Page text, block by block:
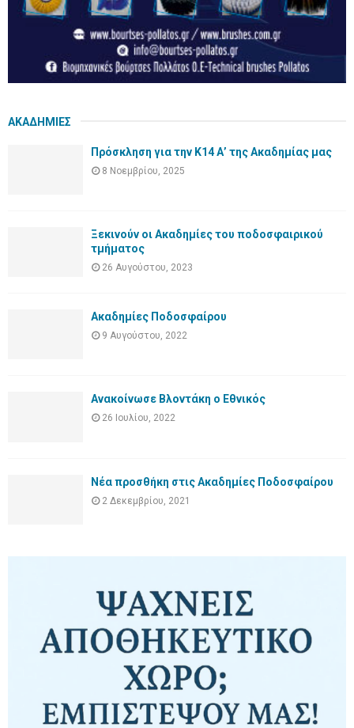
ΑΚΑΔΗΜΙΕΣ
Πρόσκληση για την Κ14 Α’ της Ακαδημίας μας
8 Νοεμβρίου, 2025
Ξεκινούν οι Ακαδημίες του ποδοσφαιρικού
τμήματος
26 Αυγούστου, 2023
Ακαδημίες Ποδοσφαίρου
9 Αυγούστου, 2022
Ανακοίνωσε Βλοντάκη ο Εθνικός
26 Ιουλίου, 2022
Νέα προσθήκη στις Ακαδημίες Ποδοσφαίρου
2 Δεκεμβρίου, 2021